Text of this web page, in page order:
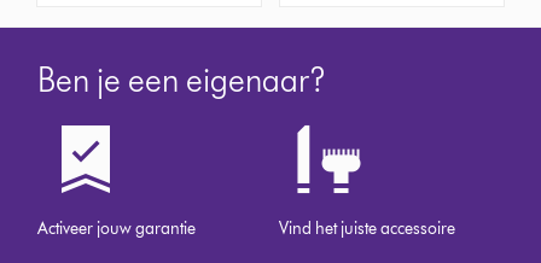
Ben je een eigenaar?
Activeer jouw garantie Vind het juiste accessoire